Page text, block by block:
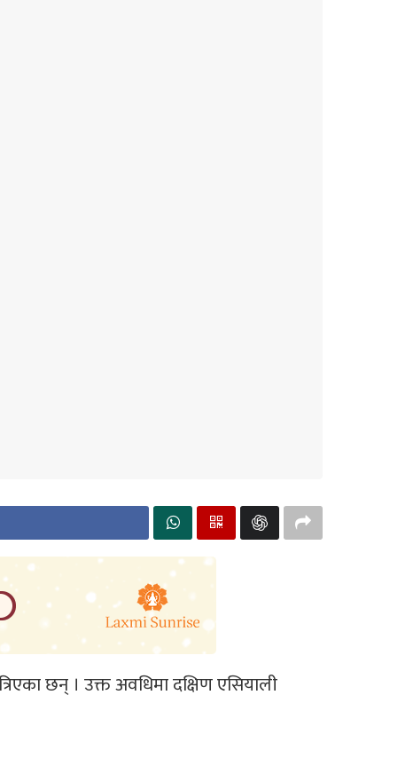
छन् । उक्त अवधिमा दक्षिण एसियाली